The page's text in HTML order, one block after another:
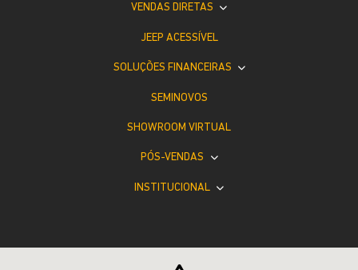
VENDAS DIRETAS
JEEP ACESSÍVEL
SOLUÇÕES FINANCEIRAS
SEMINOVOS
SHOWROOM VIRTUAL
PÓS-VENDAS
INSTITUCIONAL